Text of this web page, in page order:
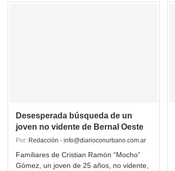
Desesperada búsqueda de un
joven no vidente de Bernal Oeste
Por: Redacción - info@diarioconurbano.com.ar
Familiares de Cristian Ramón “Mocho”
Gómez, un joven de 25 años, no vidente,